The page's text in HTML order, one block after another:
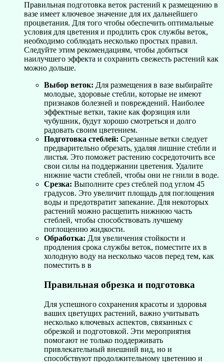
Правильная подготовка веток растений к размещению в
вазе имеет ключевое значение для их дальнейшего
процветания. Для того чтобы обеспечить оптимальные
условия для цветения и продлить срок службы веток,
необходимо соблюдать несколько простых правил.
Следуйте этим рекомендациям, чтобы добиться
наилучшего эффекта и сохранить свежесть растений как
можно дольше.
Выбор веток: Для размещения в вазе выбирайте
молодые, здоровые стебли, которые не имеют
признаков болезней и повреждений. Наиболее
эффектные ветки, такие как форзиция или
чубушник, будут хорошо смотреться и долго
радовать своим цветением.
Подготовка стеблей: Срезанные ветки следует
предварительно обрезать, удаляя лишние стебли и
листья. Это поможет растению сосредоточить все
свои силы на поддержании цветения. Удалите
нижние части стеблей, чтобы они не гнили в воде.
Срезка: Выполните срез стеблей под углом 45
градусов. Это увеличит площадь для поглощения
воды и предотвратит запекание. Для некоторых
растений можно расщепить нижнюю часть
стеблей, чтобы способствовать лучшему
поглощению жидкости.
Обработка: Для увеличения стойкости и
продления срока службы веток, поместите их в
холодную воду на несколько часов перед тем, как
поместить в в
Правильная обрезка и подготовка
Для успешного сохранения красоты и здоровья
ваших цветущих растений, важно учитывать
несколько ключевых аспектов, связанных с
обрезкой и подготовкой. Эти мероприятия
помогают не только поддерживать
привлекательный внешний вид, но и
способствуют продолжительному цветению и